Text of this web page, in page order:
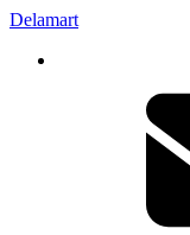
Delamart